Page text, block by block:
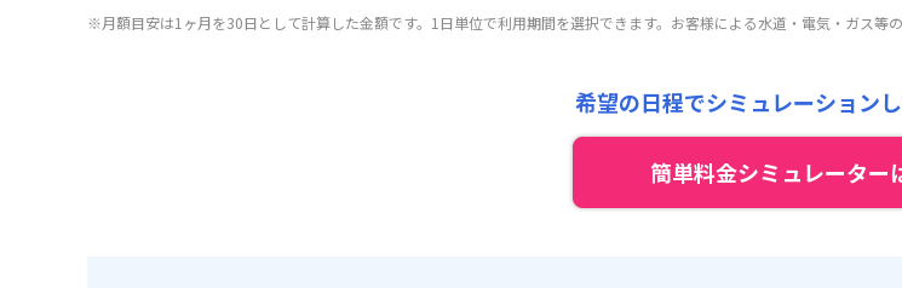
その他費用 :
光熱費他 : 24,000円/月 (800円/日) (税抜)
※月額目安は1ヶ月を30日として計算した金額です。1日単位で利用期間を選択できます。お客様による水道・電気・ガス等の
希望の日程でシミュレーション
簡単料金シミュレーター